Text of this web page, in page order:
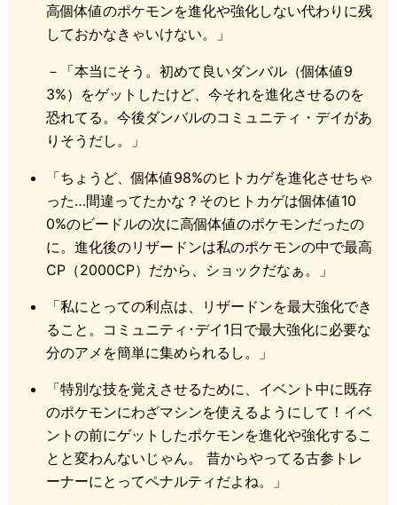
高個体値のポケモンを進化や強化しない代わりに残
しておかなきゃいけない。」
－「本当にそう。初めて良いダンバル（個体値9
3%）をゲットしたけど、今それを進化させるのを
恐れてる。今後ダンバルのコミュニティ・デイがあ
りそうだし。」
「ちょうど、個体値98%のヒトカゲを進化させちゃ
った…間違ってたかな？そのヒトカゲは個体値10
0%のビードルの次に高個体値のポケモンだったの
に。進化後のリザードンは私のポケモンの中で最高
CP（2000CP）だから、ショックだなぁ。」
「私にとっての利点は、リザードンを最大強化でき
ること。コミュニティ･デイ1日で最大強化に必要な
分のアメを簡単に集められるし。」
「特別な技を覚えさせるために、イベント中に既存
のポケモンにわざマシンを使えるようにして！イベ
ントの前にゲットしたポケモンを進化や強化するこ
とと変わんないじゃん。 昔からやってる古参トレ
ーナーにとってペナルティだよね。」